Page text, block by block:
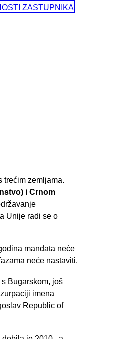
ZASTUPNIKA
trećim zemljama.
i Crnom
Unije radi se o
mandata neće
neće nastaviti.
Bugarskom, još
imena
Republic of